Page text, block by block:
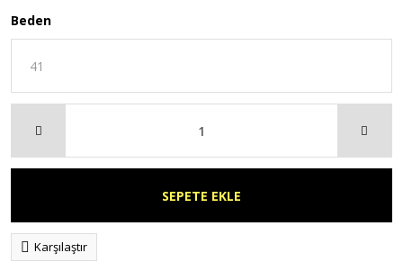
Beden
SEPETE EKLE
Karşılaştır